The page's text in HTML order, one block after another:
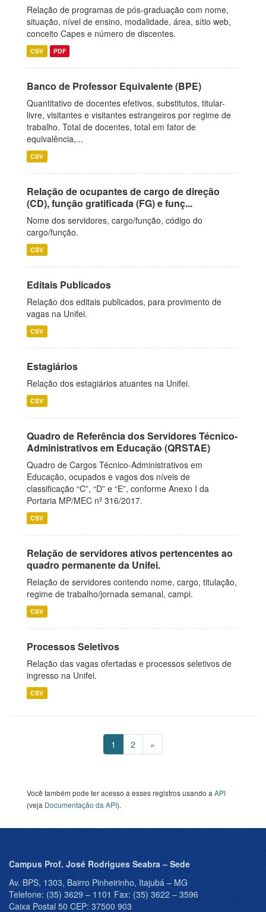
Relação de programas de pós-graduação com nome,
situação, nível de ensino, modalidade, área, sítio web,
conceito Capes e número de discentes.
CSV PDF
Banco de Professor Equivalente (BPE)
Quantitativo de docentes efetivos, substitutos, titular-
livre, visitantes e visitantes estrangeiros por regime de
trabalho. Total de docentes, total em fator de
equivalência,...
CSV
Relação de ocupantes de cargo de direção
(CD), função gratificada (FG) e funç...
Nome dos servidores, cargo/função, código do
cargo/função.
CSV
Editais Publicados
Relação dos editais publicados, para provimento de
vagas na Unifei.
CSV
Estagiários
Relação dos estagiários atuantes na Unifei.
CSV
Quadro de Referência dos Servidores Técnico-
Administrativos em Educação (QRSTAE)
Quadro de Cargos Técnico-Administrativos em
Educação, ocupados e vagos dos níveis de
classificação “C”, “D” e “E”, conforme Anexo I da
Portaria MP/MEC nº 316/2017.
CSV
Relação de servidores ativos pertencentes ao
quadro permanente da Unifei.
Relação de servidores contendo nome, cargo, titulação,
regime de trabalho/jornada semanal, campi.
CSV
Processos Seletivos
Relação das vagas ofertadas e processos seletivos de
ingresso na Unifei.
CSV
1 2 »
Você também pode ter acesso a esses registros usando a API
(veja Documentação da API).
Campus Prof. José Rodrigues Seabra – Sede
Av. BPS, 1303, Bairro Pinheirinho, Itajubá – MG
Telefone: (35) 3629 – 1101 Fax: (35) 3622 – 3596
Caixa Postal 50 CEP: 37500 903